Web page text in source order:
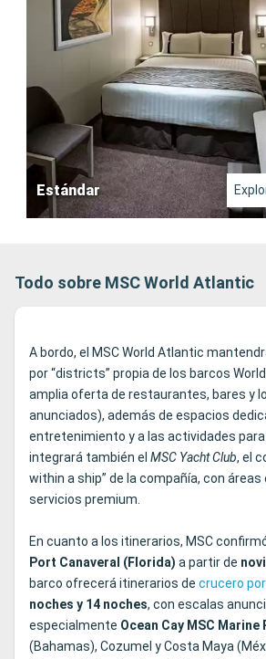
Estándar
Todo sobre MSC World Atlantic
A bordo, el MSC World Atlantic
por “districts” propia de los barcos
amplia oferta de restaurantes, bares y
anunciados), además de espacios
entretenimiento y a las actividades
integrará también el MSC Yacht Club, el
within a ship” de la compañía, con áreas
servicios premium.
En cuanto a los itinerarios, MSC
Port Canaveral (Florida) a partir de
barco ofrecerá itinerarios de crucero
noches y 14 noches, con escalas
especialmente Ocean Cay MSC Marine
(Bahamas), Cozumel y Costa Maya